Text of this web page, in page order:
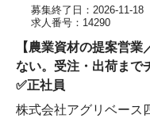
募集終了日：2026-11-18
求人番号：14290
【農業資材の提案営
ない。受注・出荷まで
✅正社員
株式会社アグリベース